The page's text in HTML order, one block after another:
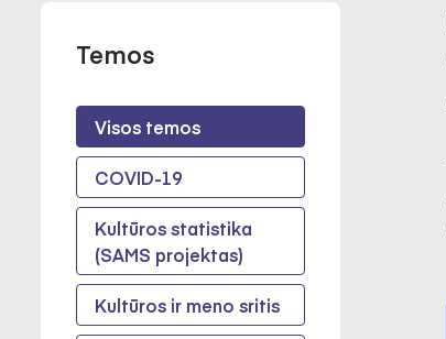
Temos
Visos temos
COVID-19
Kultūros statistika
(SAMS projektas)
Kultūros ir meno sritis